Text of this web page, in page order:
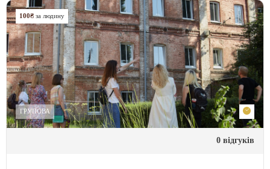
100₴ за людину
ГРУПОВА
0 відгуків